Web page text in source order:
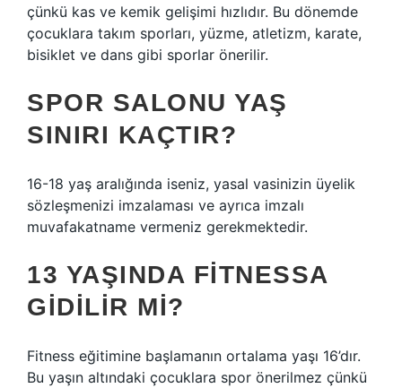
çünkü kas ve kemik gelişimi hızlıdır. Bu dönemde
çocuklara takım sporları, yüzme, atletizm, karate,
bisiklet ve dans gibi sporlar önerilir.
SPOR SALONU YAŞ
SINIRI KAÇTIR?
16-18 yaş aralığında iseniz, yasal vasinizin üyelik
sözleşmenizi imzalaması ve ayrıca imzalı
muvafakatname vermeniz gerekmektedir.
13 YAŞINDA FITNESSA
GIDILIR MI?
Fitness eğitimine başlamanın ortalama yaşı 16’dır.
Bu yaşın altındaki çocuklara spor önerilmez çünkü